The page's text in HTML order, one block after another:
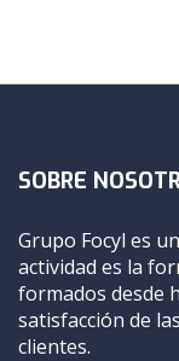
SOBRE
Grupo Focyl es
actividad es la
formados desde
satisfacción de
clientes.